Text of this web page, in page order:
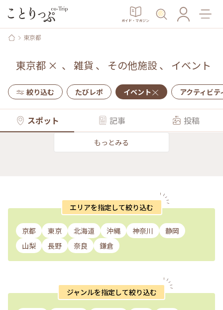
ガイド・マガジン
東京都
東京都 × 、 雑貨 、 その他施設、 イベント
絞り込む たびレポ イベント アクティビテ
スポット 記事 投稿
もっとみる
エリアを指定して絞り込む
京都 東京 北海道 沖縄 神奈川
静岡
山梨
長野 奈良 鎌倉
ジャンルを指定して絞り込む